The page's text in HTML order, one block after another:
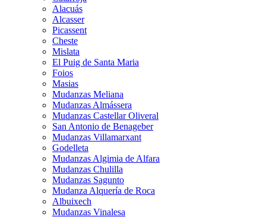
Alacuás
Alcasser
Picassent
Cheste
Mislata
El Puig de Santa Maria
Foios
Masias
Mudanzas Meliana
Mudanzas Almássera
Mudanzas Castellar Oliveral
San Antonio de Benageber
Mudanzas Villamarxant
Godelleta
Mudanzas Algimia de Alfara
Mudanzas Chulilla
Mudanzas Sagunto
Mudanza Alquería de Roca
Albuixech
Mudanzas Vinalesa